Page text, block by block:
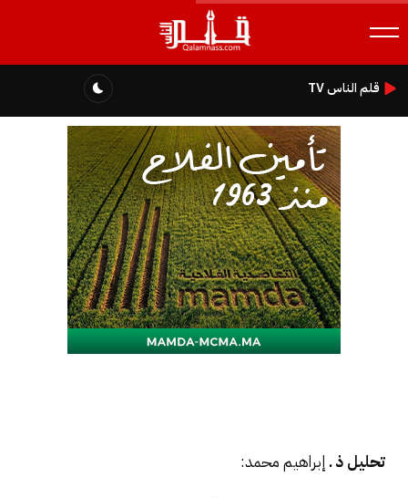
قلم الناس TV
تحليل ذ ـ إبراهيم محمد: